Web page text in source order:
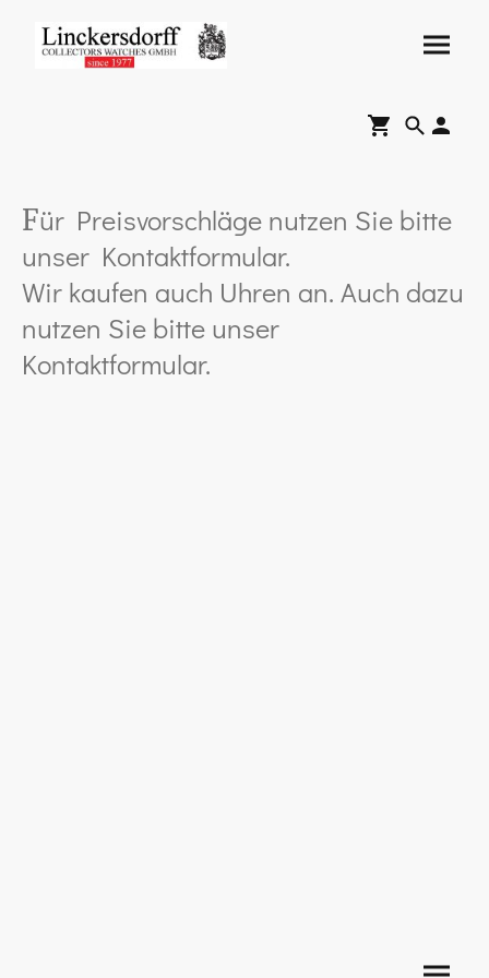
Für Preisvorschläge nutzen Sie bitte
unser Kontaktformular.
Wir kaufen auch Uhren an. Auch dazu
nutzen Sie bitte unser
Kontaktformular.